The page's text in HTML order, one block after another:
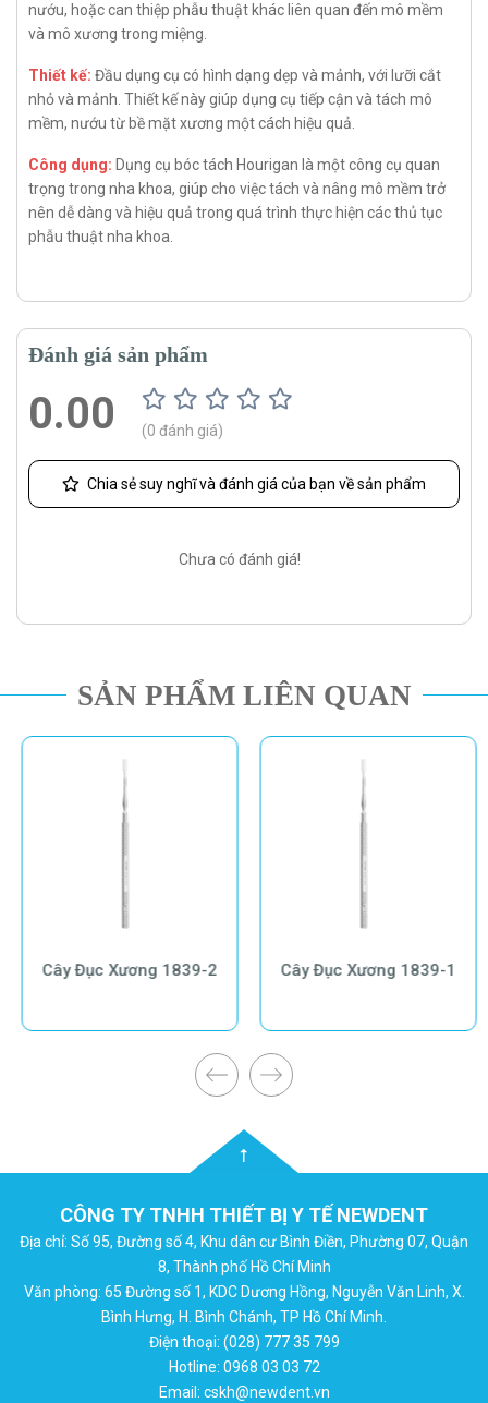
nướu, hoặc can thiệp phẫu thuật khác liên quan đến mô mềm
và mô xương trong miệng.
Thiết kế: Đầu dụng cụ có hình dạng dẹp và mảnh, với lưỡi cắt
nhỏ và mảnh. Thiết kế này giúp dụng cụ tiếp cận và tách mô
mềm, nướu từ bề mặt xương một cách hiệu quả.
Công dụng: Dụng cụ bóc tách Hourigan là một công cụ quan
trọng trong nha khoa, giúp cho việc tách và nâng mô mềm trở
nên dễ dàng và hiệu quả trong quá trình thực hiện các thủ tục
phẫu thuật nha khoa.
Đánh giá sản phẩm
0.00 (0 đánh giá)
Chia sẻ suy nghĩ và đánh giá của bạn về sản phẩm
Chưa có đánh giá!
SẢN PHẨM LIÊN QUAN
Cây Đục Xương 1839-2 Cây Đục Xương 1839-1
CÔNG TY TNHH THIẾT BỊ Y TẾ NEWDENT
Địa chỉ: Số 95, Đường số 4, Khu dân cư Bình Điền, Phường 07, Quận
8, Thành phố Hồ Chí Minh
Văn phòng: 65 Đường số 1, KDC Dương Hồng, Nguyễn Văn Linh, X.
Bình Hưng, H. Bình Chánh, TP Hồ Chí Minh.
Điện thoại: (028) 777 35 799
Hotline: 0968 03 03 72
Email: cskh@newdent.vn